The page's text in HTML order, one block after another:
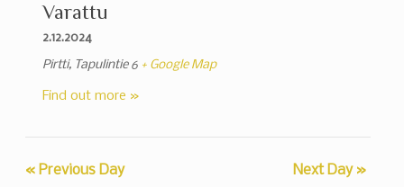
Varattu
2.12.2024
Pirtti, Tapulintie 6 + Google Map
Find out more »
« Previous Day Next Day »